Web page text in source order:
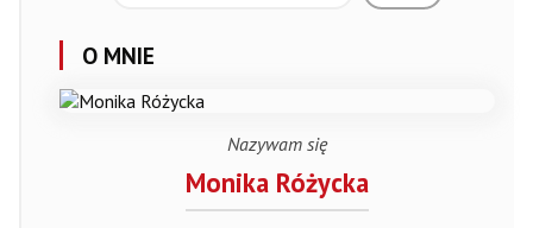
O MNIE
Nazywam się
Monika Różycka